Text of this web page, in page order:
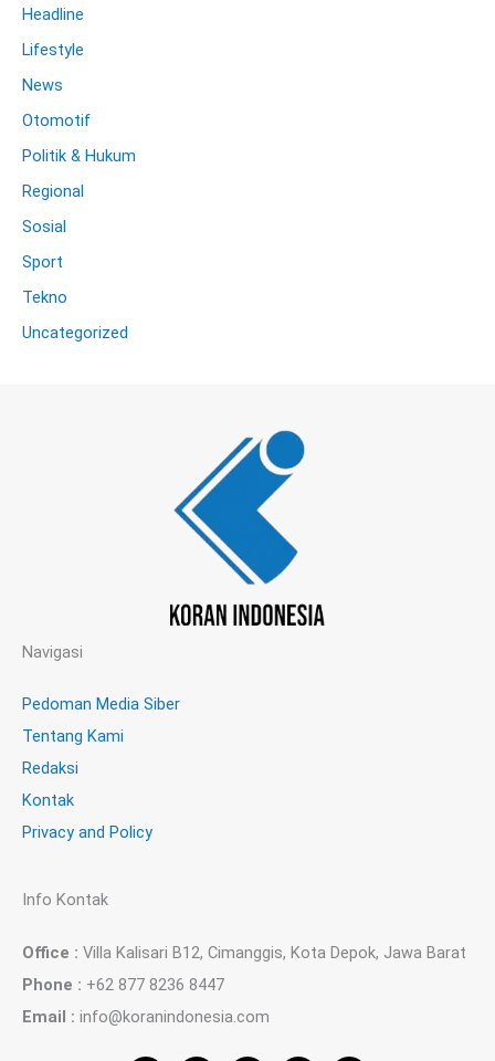
Headline
Lifestyle
News
Otomotif
Politik & Hukum
Regional
Sosial
Sport
Tekno
Uncategorized
Navigasi
Pedoman Media Siber
Tentang Kami
Redaksi
Kontak
Privacy and Policy
Info Kontak
Office : Villa Kalisari B12, Cimanggis, Kota Depok, Jawa Barat
Phone : +62 877 8236 8447
Email : info@koranindonesia.com